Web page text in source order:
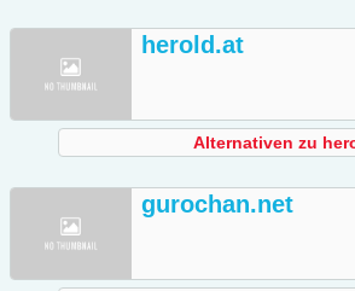
herold.at
Alternativen zu
gurochan.net